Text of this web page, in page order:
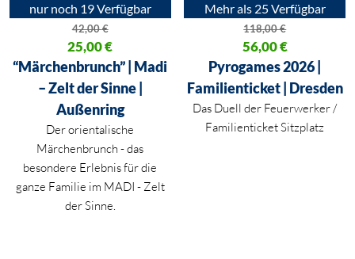
nur noch 19 Verfügbar
42,00€
Ursprünglicher Preis war: 42,00 €
25,00€
Aktueller Preis ist: 25,00 €.
“Märchenbrunch” | Madi
– Zelt der Sinne |
Außenring
Der orientalische
Märchenbrunch - das
besondere Erlebnis für die
ganze Familie im MADI - Zelt
der Sinne.
Mehr als 25 Verfügbar
118,00€
Ursprünglicher Preis war:
56,00€
Aktueller Preis ist: 56,00 €.
Pyrogames 2026 |
Familienticket | Dresden
Das Duell der Feuerwerker /
Familienticket Sitzplatz